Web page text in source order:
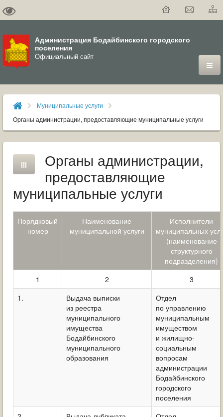
Администрация Бодайбинского городского
поселения
Официальный сайт
ГОРОД
ДУМА
ВЛАСТЬ
ДОКУМЕНТЫ
ОФИЦИАЛЬНЫЙ ВЕСТНИК БОДАЙБО
ОБРАЩЕНИЯ ГРАЖДАН
ДЕЯТЕЛЬНОСТЬ ПРОКУРАТУРЫ
МУНИЦИПАЛЬНЫЙ КОНТРОЛЬ
ПОИСК ПО САЙТУ
Муниципальные услуги
Органы администрации, предоставляющие муниципальные услуги
Органы администрации,
предоставляющие
муниципальные услуги
Порядковый
номер
Наименование
муниципальной услуги
Исполнители
муниципальных
(наименование
структурного
подразделения)
1
2
3
1.
Выдача выписки
из реестра
муниципального
имущества
Бодайбинского
муниципального
образования
Отдел
по управлению
муниципальным
имуществом
и жилищно-
социальным
вопросам
администрации
Бодайбинского
городского
поселения